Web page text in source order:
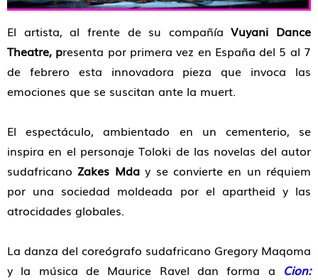
El artista, al frente de su compañía Vuyani Dance
Theatre, presenta por primera vez en España del 5 al 7
de febrero esta innovadora pieza que invoca las
emociones que se suscitan ante la muert.
El espectáculo, ambientado en un cementerio, se
inspira en el personaje Toloki de las novelas del autor
sudafricanoZakes Mday se convierte en un réquiem
por una sociedad moldeada por el apartheid y las
atrocidades globales.
La danza del coreógrafo sudafricano Gregory Maqoma
y la música de Maurice Ravel dan forma a Cion: